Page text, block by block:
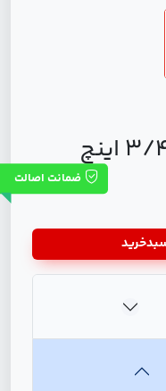
ضمانت اصالت